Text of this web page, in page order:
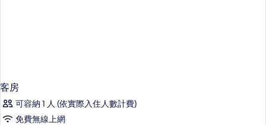
客房
可容納 1 人 (依實際入住人數計費)
免費無線上網